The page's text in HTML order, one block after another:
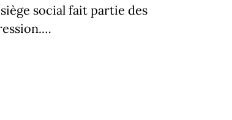
social fait partie des